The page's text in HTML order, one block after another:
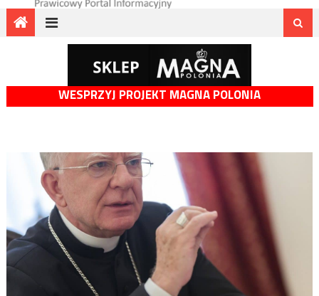
WESPRZYJ PROJEKT MAGNA POLONIA